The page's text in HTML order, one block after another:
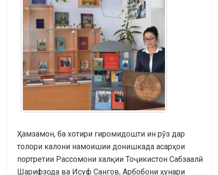
Ҳамзамон, ба хотири гиромидошти ин рӯз дар
толори калони намоишии донишкада асарҳои
портретии Рассомони халқии Тоҷикистон Сабзаалӣ
Шарифзода ва Исуф Сангов, Арбобони ҳунари